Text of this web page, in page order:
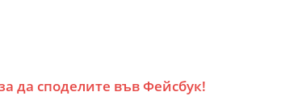
да споделите във Фейсбук!